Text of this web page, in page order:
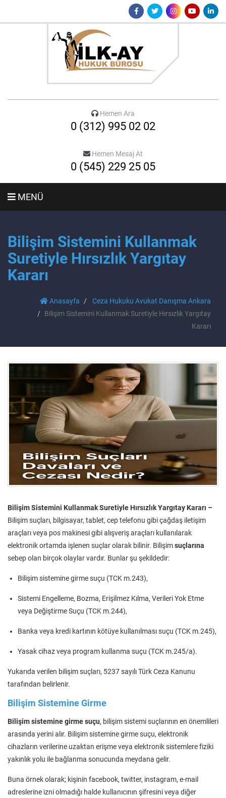
Hemen Ara
0 (312) 995 02 02
Hemen Mesaj At
0 (545) 229 25 05
MENÜ
Bilişim Sistemini Kullanmak
Suretiyle Hırsızlık Yargıtay
Kararı
Anasayfa
Ceza Hukuku Avukat Danışma Ankara
Bilişim Sistemini Kullanmak Suretiyle Hırsızlık Yargıtay
Kararı
Bilişim Sistemini Kullanmak Suretiyle Hırsızlık Yargıtay Kararı –
Bilişim suçları, bilgisayar, tablet, cep telefonu gibi çağdaş iletişim
araçları veya pos makinesi gibi alışveriş araçları kullanılarak
elektronik ortamda işlenen suçlar olarak bilinir. Bilişimsuçlarına
sebep olan birçok olaylar vardır. Bunlar şu şekildedir:
Bilişim sistemine girme suçu (TCK m.243),
Sistemi Engelleme, Bozma, Erişilmez Kılma, Verileri Yok Etme
veya Değiştirme Suçu (TCK m.244),
Banka veya kredi kartının kötüye kullanılması suçu (TCK m.245),
Yasak cihaz veya program kullanma suçu (TCK m.245/a).
Yukarıda verilen bilişim suçları, 5237 sayılı Türk Ceza Kanunu
tarafından belirlenir.
Bilişim Sistemine Girme
Bilişim sistemine girme suçu, bilişim sistemi suçlarının en önemlileri
arasında yerini alır. Bilişim sistemine girme suçu, elektronik
cihazların verilerine uzaktan erişme veya elektronik sistemlere fiziki
yakınlık yolu ile bağlanma sonucunda meydana gelir.
Buna örnek olarak; kişinin facebook, twitter, instagram, e-mail
adreslerine izni olmadığı halde kullanıcının şifresini veya diğer